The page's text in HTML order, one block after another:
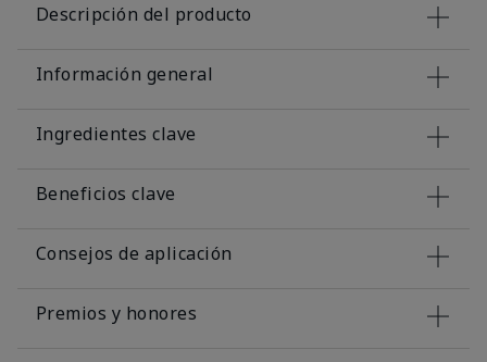
Descripción del producto
Información general
Ingredientes clave
Beneficios clave
Consejos de aplicación
Premios y honores